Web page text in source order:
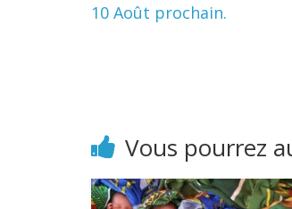
10 Août prochain.
Vous pourrez